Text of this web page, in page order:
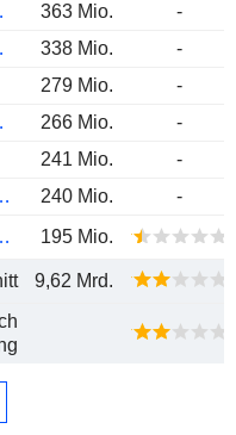
363 Mio.
-
LTD.
338 Mio.
-
279 Mio.
-
266 Mio.
-
241 Mio.
-
LIMITED
240 Mio.
-
INC.
195 Mio.
9,62 Mrd.